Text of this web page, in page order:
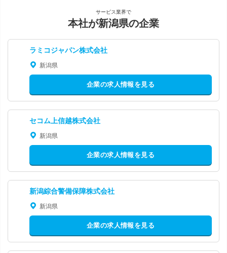
サービス業界で
本社が新潟県の企業
ラミコジャパン株式会社
新潟県
企業の求人情報を見る
セコム上信越株式会社
新潟県
企業の求人情報を見る
新潟綜合警備保障株式会社
新潟県
企業の求人情報を見る